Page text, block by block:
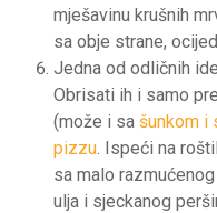
mješavinu krušnih
sa obje strane,
Jedna od odličnih
Obrisati ih i samo
(može i sa šunkom i
pizzu . Ispeći na
sa malo
ulja i sjeckanog